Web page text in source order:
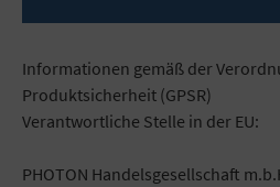
Informationen gemäß der
Produktsicherheit (GPSR)
Verantwortliche Stelle in der EU:
PHOTON Handelsgesellschaft